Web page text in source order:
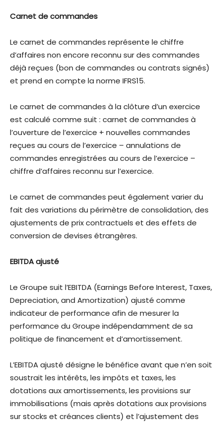
Carnet de commandes
Le carnet de commandes représente le chiffre
d’affaires non encore reconnu sur des commandes
déjà reçues (bon de commandes ou contrats signés)
et prend en compte la norme IFRS15.
Le carnet de commandes à la clôture d’un exercice
est calculé comme suit : carnet de commandes à
l’ouverture de l’exercice + nouvelles commandes
reçues au cours de l’exercice – annulations de
commandes enregistrées au cours de l’exercice –
chiffre d’affaires reconnu sur l’exercice.
Le carnet de commandes peut également varier du
fait des variations du périmètre de consolidation, des
ajustements de prix contractuels et des effets de
conversion de devises étrangères.
EBITDA ajusté
Le Groupe suit l’EBITDA (Earnings Before Interest, Taxes,
Depreciation, and Amortization) ajusté comme
indicateur de performance afin de mesurer la
performance du Groupe indépendamment de sa
politique de financement et d’amortissement.
L’EBITDA ajusté désigne le bénéfice avant que n’en soit
soustrait les intérêts, les impôts et taxes, les
dotations aux amortissements, les provisions sur
immobilisations (mais après dotations aux provisions
sur stocks et créances clients) et l’ajustement des